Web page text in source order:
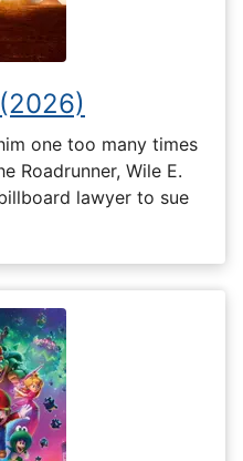
one too many times
Roadrunner, Wile E.
lawyer to sue